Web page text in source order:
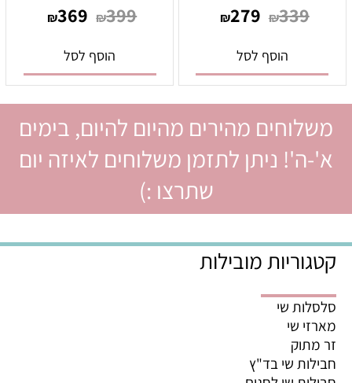
₪339
₪279
הוסף לסל
₪399
₪369
הוסף לסל
משלוחים מהירים מהיום להיום, בימים
א'-ה'! ניתן לתזמן משלוחים לאיזה יום
שתרצו :)
קטגוריות מובילות
סלסלות שי
מארזי שי
זר מתוק
חבילות שי בד"ץ